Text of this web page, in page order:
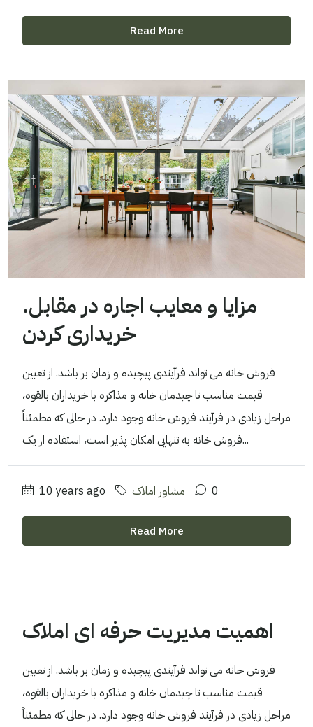
Read More
مزایا و معایب اجاره در مقابل.
خریداری کردن
فروش خانه می تواند فرآیندی پیچیده و زمان بر باشد. از تعیین
قیمت مناسب تا چیدمان خانه و مذاکره با خریداران بالقوه،
مراحل زیادی در فرآیند فروش خانه وجود دارد. در حالی که مطمئناً
فروش خانه به تنهایی امکان پذیر است، استفاده از یک...
10 years ago مشاور املاک 0
Read More
اهمیت مدیریت حرفه ای املاک
فروش خانه می تواند فرآیندی پیچیده و زمان بر باشد. از تعیین
قیمت مناسب تا چیدمان خانه و مذاکره با خریداران بالقوه،
مراحل زیادی در فرآیند فروش خانه وجود دارد. در حالی که مطمئناً